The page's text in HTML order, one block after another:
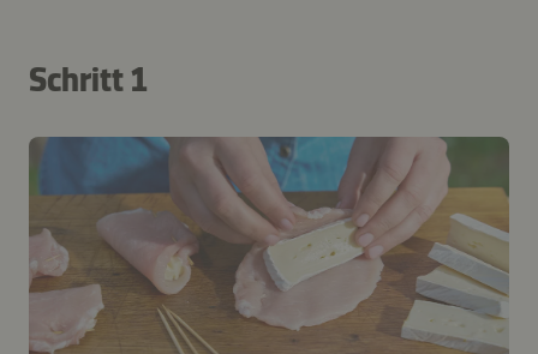
Schritt 1